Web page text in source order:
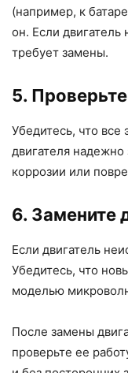
(например, к
он. Если двигатель
требует замены.
5.
Убедитесь, что все
двигателя
коррозии или
6. Замените
Если двигатель
Убедитесь, что
моделью
После замены
проверьте ее